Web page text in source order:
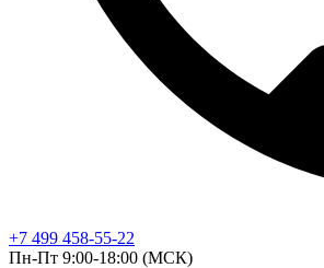
+7 499 458-55-22
Пн-Пт 9:00-18:00 (МСК)